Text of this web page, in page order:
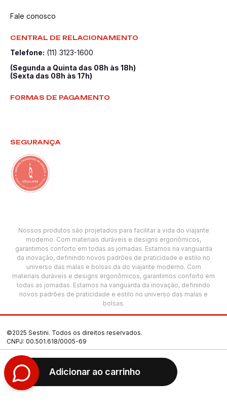
Adicionar ao carrinho
Fale conosco
CENTRAL DE RELACIONAMENTO
Telefone: (11) 3123-1600
(Segunda a Quinta das 08h às 18h)
(Sexta das 08h às 17h)
FORMAS DE PAGAMENTO
SEGURANÇA
Nossos produtos são projetados para facilitar a vida do viajante
moderno. Com materiais duráveis e designs ergonômicos,
garantimos conforto em todas as jornadas. Estamos na vanguarda
da inovação, definindo novos padrões de praticidade e estilo no
universo das malas e bolsas.da do viajante moderno. Com
materiais duráveis e designs ergonômicos, garantimos conforto em
todas as jornadas. Estamos na vanguarda da inovação, definindo
novos padrões de praticidade e estilo no universo das malas e
bolsas.
©2025 Sestini. Todos os direitos reservados.
CNPJ: 00.501.618/0005-69
Termos de Uso
Política de Privacidade